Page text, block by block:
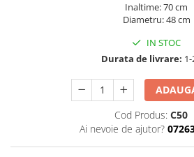
Inaltime: 70 cm
Diametru: 48 cm
IN STOC
Durata de livrare:
Cod Produs: C50
Ai nevoie de ajutor?